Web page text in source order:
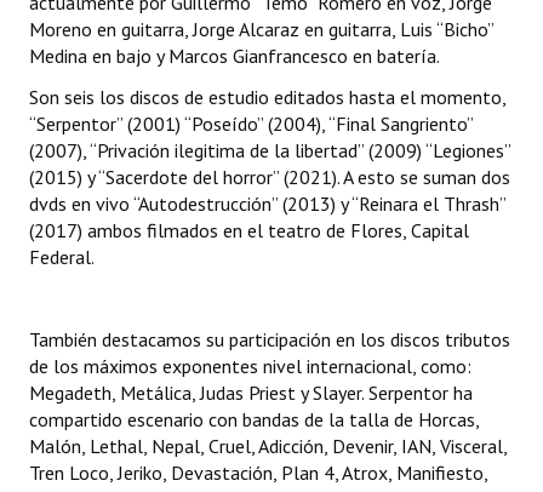
Comunicaciones
Declaraciones
Resoluciones
Resoluciones de Presidencia
INSTITUCIONAL
Noticias Destacadas
Registros y Distinciones
Datos Históricos
Premio al Mérito - Registro
Moreno en guitarra, Jorge Alcaraz en guitarra, Luis “Bicho”
Medina en bajo y Marcos Gianfrancesco en batería.
Son seis los discos de estudio editados hasta el momento,
“Serpentor” (2001) “Poseído” (2004), “Final Sangriento”
(2007), “Privación ilegitima de la libertad” (2009) “Legiones”
(2015) y “Sacerdote del horror” (2021). A esto se suman dos
dvds en vivo “Autodestrucción” (2013) y “Reinara el Thrash”
(2017) ambos filmados en el teatro de Flores, Capital
Federal.
También destacamos su participación en los discos tributos
de los máximos exponentes nivel internacional, como:
Megadeth, Metálica, Judas Priest y Slayer. Serpentor ha
compartido escenario con bandas de la talla de Horcas,
Malón, Lethal, Nepal, Cruel, Adicción, Devenir, IAN, Visceral,
Tren Loco, Jeriko, Devastación, Plan 4, Atrox, Manifiesto,